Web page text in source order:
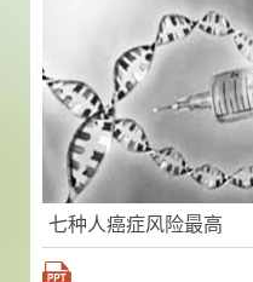
七种人癌症风险最高